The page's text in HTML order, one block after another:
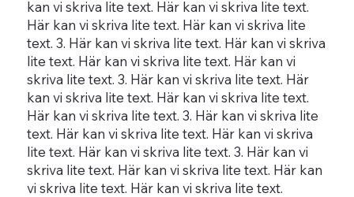
kan vi skriva lite text. ​Här kan vi skriva lite text. ​
Här kan vi skriva lite text. ​Här kan vi skriva lite
text. ​3. Här kan vi skriva lite text. ​Här kan vi skriva
lite text. ​Här kan vi skriva lite text. ​Här kan vi
skriva lite text. ​3. Här kan vi skriva lite text. ​Här
kan vi skriva lite text. ​Här kan vi skriva lite text. ​
Här kan vi skriva lite text. ​3. Här kan vi skriva lite
text. ​Här kan vi skriva lite text. ​Här kan vi skriva
lite text. ​Här kan vi skriva lite text. ​3. Här kan vi
skriva lite text. ​Här kan vi skriva lite text. ​Här kan
vi skriva lite text. ​Här kan vi skriva lite text.